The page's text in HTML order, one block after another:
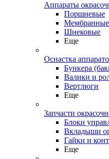
Аппараты
Поршневые
Мембранные
Шнековые
Еще
Оснастка
Бункера
Валики и
Вертлюги
Еще
Запчасти
Блоки
Вкладыши
Гайки и
Еще